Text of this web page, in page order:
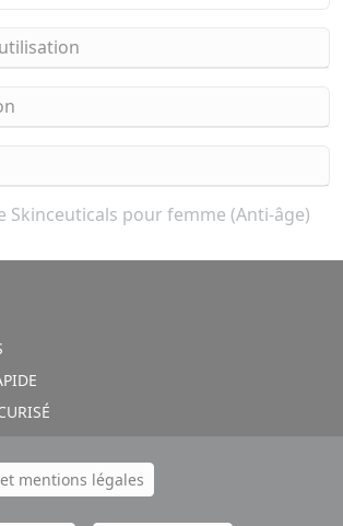
Skinceuticals pour femme (Anti-âge)
mentions légales